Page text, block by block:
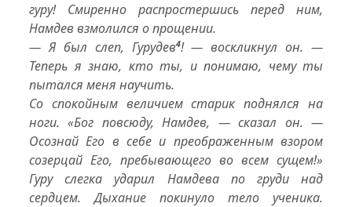
гуру! Смиренно распростершись перед ним,
Намдев взмолился о прощении.
— Я был слеп, Гурудев4! — воскликнул он. —
Теперь я знаю, кто ты, и понимаю, чему ты
пытался меня научить.
Со спокойным величием старик поднялся на
ноги. «Бог повсюду, Намдев, — сказал он. —
Осознай Его в себе и преображенным взором
созерцай Его, пребывающего во всем сущем!»
Гуру слегка ударил Намдева по груди над
сердцем. Дыхание покинуло тело ученика.